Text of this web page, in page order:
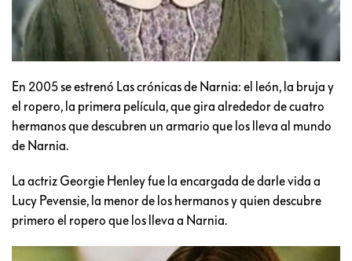
En 2005 se estrenó Las crónicas de Narnia: el león, la bruja y
el ropero, la primera película, que gira alrededor de cuatro
hermanos que descubren un armario que los lleva al mundo
de Narnia.
La actriz Georgie Henley fue la encargada de darle vida a
Lucy Pevensie, la menor de los hermanos y quien descubre
primero el ropero que los lleva a Narnia.